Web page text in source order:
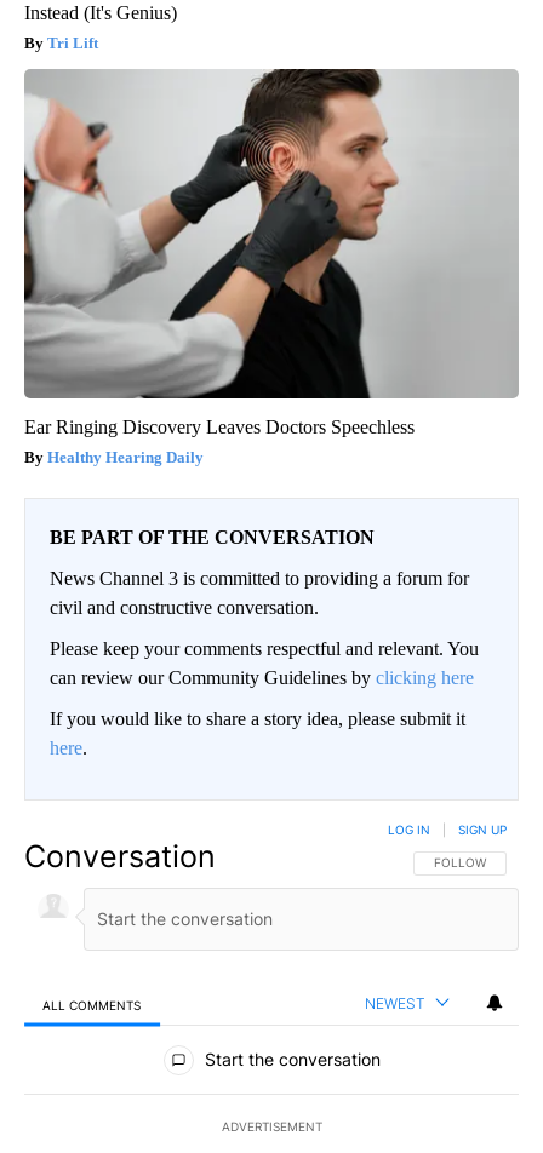
Instead (It's Genius)
Tri Lift
Ear Ringing Discovery Leaves Doctors Speechless
Healthy Hearing Daily
BE PART OF THE CONVERSATION
News Channel 3 is committed to providing a forum for
civil and constructive conversation.
Please keep your comments respectful and relevant. You
can review our Community Guidelines by clicking here
If you would like to share a story idea, please submit it
here.
Conversation FOLLOW THIS
FOLLOW
LOG IN SIGN UP
ALL COMMENTS NEWEST
All Comments
Start the conversation
ADVERTISEMENT